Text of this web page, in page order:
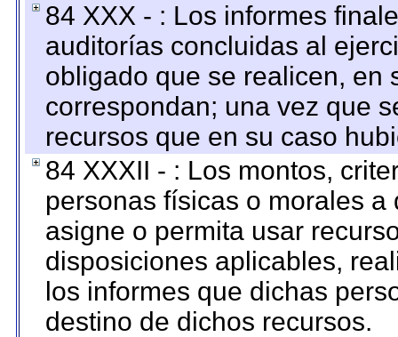
84 XXX - : Los informes
auditorías concluidas al
obligado que se realicen, en
correspondan; una vez que
recursos que en su caso
84 XXXII - : Los montos,
personas físicas o morales
asigne o permita usar
disposiciones aplicables,
los informes que dichas
destino de dichos recursos.